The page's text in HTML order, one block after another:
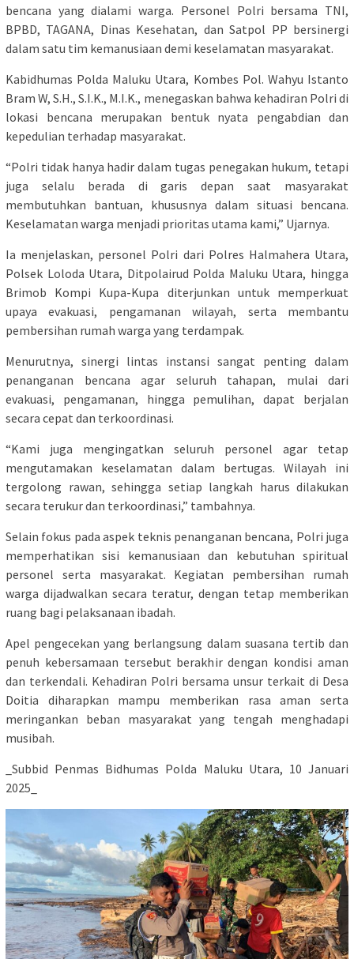
bencana yang dialami warga. Personel Polri bersama TNI,
BPBD, TAGANA, Dinas Kesehatan, dan Satpol PP bersinergi
dalam satu tim kemanusiaan demi keselamatan masyarakat.
Kabidhumas Polda Maluku Utara, Kombes Pol. Wahyu Istanto
Bram W, S.H., S.I.K., M.I.K., menegaskan bahwa kehadiran Polri di
lokasi bencana merupakan bentuk nyata pengabdian dan
kepedulian terhadap masyarakat.
“Polri tidak hanya hadir dalam tugas penegakan hukum, tetapi
juga selalu berada di garis depan saat masyarakat
membutuhkan bantuan, khususnya dalam situasi bencana.
Keselamatan warga menjadi prioritas utama kami,” Ujarnya.
Ia menjelaskan, personel Polri dari Polres Halmahera Utara,
Polsek Loloda Utara, Ditpolairud Polda Maluku Utara, hingga
Brimob Kompi Kupa-Kupa diterjunkan untuk memperkuat
upaya evakuasi, pengamanan wilayah, serta membantu
pembersihan rumah warga yang terdampak.
Menurutnya, sinergi lintas instansi sangat penting dalam
penanganan bencana agar seluruh tahapan, mulai dari
evakuasi, pengamanan, hingga pemulihan, dapat berjalan
secara cepat dan terkoordinasi.
“Kami juga mengingatkan seluruh personel agar tetap
mengutamakan keselamatan dalam bertugas. Wilayah ini
tergolong rawan, sehingga setiap langkah harus dilakukan
secara terukur dan terkoordinasi,” tambahnya.
Selain fokus pada aspek teknis penanganan bencana, Polri juga
memperhatikan sisi kemanusiaan dan kebutuhan spiritual
personel serta masyarakat. Kegiatan pembersihan rumah
warga dijadwalkan secara teratur, dengan tetap memberikan
ruang bagi pelaksanaan ibadah.
Apel pengecekan yang berlangsung dalam suasana tertib dan
penuh kebersamaan tersebut berakhir dengan kondisi aman
dan terkendali. Kehadiran Polri bersama unsur terkait di Desa
Doitia diharapkan mampu memberikan rasa aman serta
meringankan beban masyarakat yang tengah menghadapi
musibah.
_Subbid Penmas Bidhumas Polda Maluku Utara, 10 Januari
2025_